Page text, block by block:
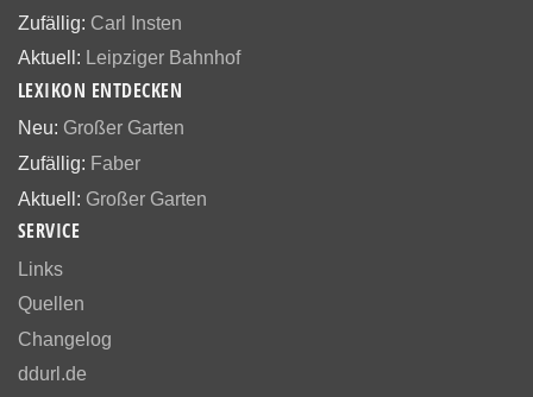
Zufällig: Carl Insten
Aktuell: Leipziger Bahnhof
LEXIKON ENTDECKEN
Neu: Großer Garten
Zufällig: Faber
Aktuell: Großer Garten
SERVICE
Links
Quellen
Changelog
ddurl.de